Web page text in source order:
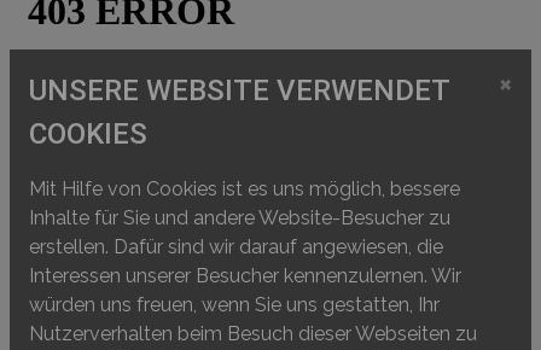
UNSERE WEBSITE VERWENDET
COOKIES
×
Mit Hilfe von Cookies ist es uns möglich, bessere
Inhalte für Sie und andere Website-Besucher zu
erstellen. Dafür sind wir darauf angewiesen, die
Interessen unserer Besucher kennenzulernen. Wir
würden uns freuen, wenn Sie uns gestatten, Ihr
Nutzerverhalten beim Besuch dieser Webseiten zu